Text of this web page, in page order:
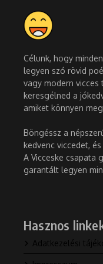
Célunk, hogy
legyen szó rövid
vagy modern
keresgélned a
amiket könnyen
Böngéssz a
kedvenc viccedet,
A Vicceske csapata
garantált legyen
Hasznos
Adatkezelési